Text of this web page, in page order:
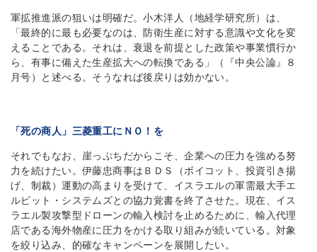
軍拡推進派の狙いは明確だ。小木洋人（地経学研究所）は、
「最終的に最も必要なのは、防衛生産に対する意識や文化を変
えることである。それは、衰退を前提とした政策や事業慣行か
ら、有事に備えた生産拡大への転換である」（『中央公論』８
月号）と述べる。そうなれば後戻りは効かない。
「死の商人」三菱重工にＮＯ！を
それでもなお、崖っぷちだからこそ、企業への圧力を強める努
力を続けたい。伊藤忠商事はＢＤＳ（ボイコット、投資引き揚
げ、制裁）運動の高まりを受けて、イスラエルの軍需最大手エ
ルビット・システムズとの協力覚書を終了させた。現在、イス
ラエル製攻撃型ドローンの輸入検討を止めるために、輸入代理
店である海外物産に圧力をかける取り組みが続いている。対象
を絞り込み、的確なキャンペーンを展開したい。